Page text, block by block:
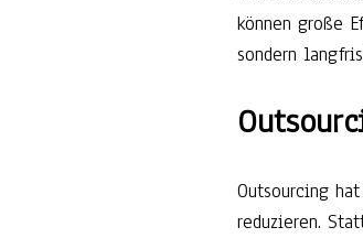
können große
sondern
Outsourcing
reduzieren.